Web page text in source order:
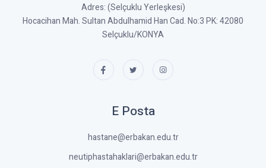
Adres: (Selçuklu Yerleşkesi)
Hocacihan Mah. Sultan Abdulhamid Han Cad. No:3 PK: 42080
Selçuklu/KONYA
E Posta
hastane@erbakan.edu.tr
neutiphastahaklari@erbakan.edu.tr